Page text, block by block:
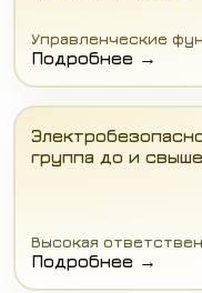
Управленческие
Подробнее →
группа до и
Высокая
Подробнее →